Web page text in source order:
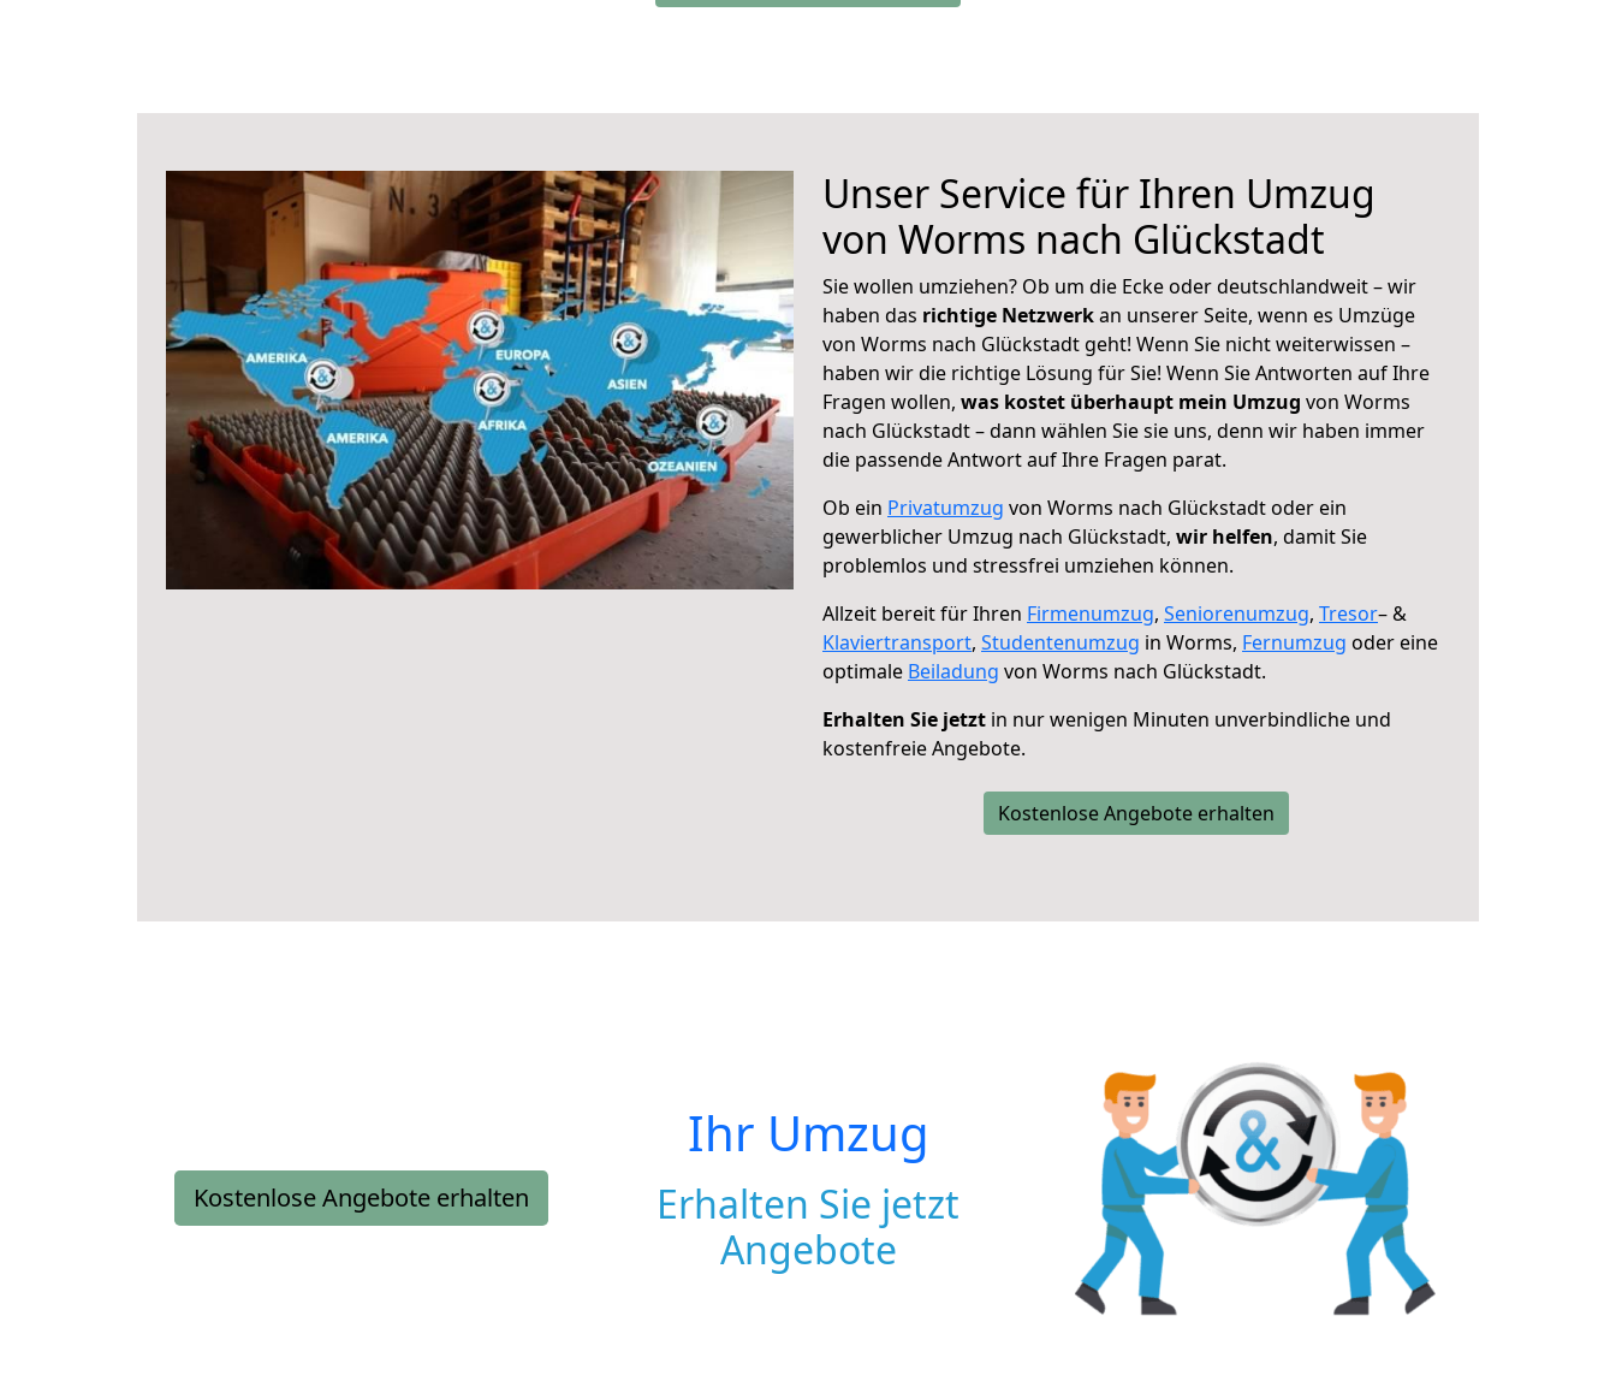
Unser Service für Ihren Umzug
von Worms nach Glückstadt
Sie wollen umziehen? Ob um die Ecke oder deutschlandweit – wir
haben das richtige Netzwerkan unserer Seite, wenn es Umzüge
von Worms nach Glückstadt geht! Wenn Sie nicht weiterwissen –
haben wir die richtige Lösung für Sie! Wenn Sie Antworten auf Ihre
Fragen wollen, was kostet überhaupt mein Umzug von Worms
nach Glückstadt – dann wählen Sie sie uns, denn wir haben immer
die passende Antwort auf Ihre Fragen parat.
Ob ein Privatumzug von Worms nach Glückstadt oder ein
gewerblicher Umzug nach Glückstadt, wir helfen, damit Sie
problemlos und stressfrei umziehen können.
Allzeit bereit für Ihren Firmenumzug, Seniorenumzug, Tresor– &
Klaviertransport, Studentenumzug in Worms, Fernumzug oder eine
optimale Beiladung von Worms nach Glückstadt.
Erhalten Sie jetzt in nur wenigen Minuten unverbindliche und
kostenfreie Angebote.
Kostenlose Angebote erhalten
Kostenlose Angebote erhalten
Ihr Umzug
Erhalten Sie jetzt
Angebote